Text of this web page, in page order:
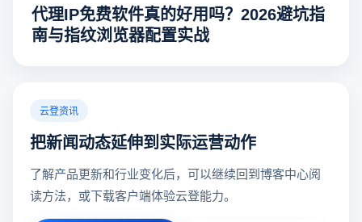
代理IP免费软件真的好用吗？2026避坑指
南与指纹浏览器配置实战
云登资讯
把新闻动态延伸到实际运营动作
了解产品更新和行业变化后，可以继续回到博客中心阅
读方法，或下载客户端体验云登能力。